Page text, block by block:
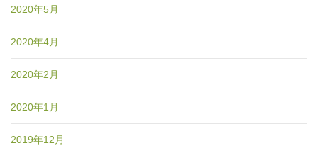
2020年5月
2020年4月
2020年2月
2020年1月
2019年12月